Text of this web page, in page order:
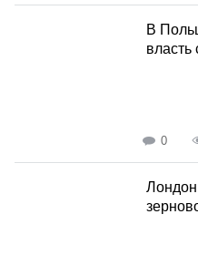
В
власть
0